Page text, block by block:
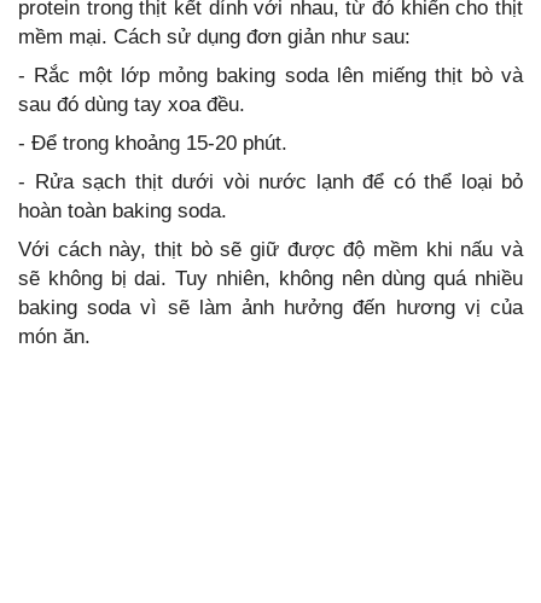
protein trong thịt kết dính với nhau, từ đó khiến cho thịt
mềm mại. Cách sử dụng đơn giản như sau:
- Rắc một lớp mỏng baking soda lên miếng thịt bò và
sau đó dùng tay xoa đều.
- Để trong khoảng 15-20 phút.
- Rửa sạch thịt dưới vòi nước lạnh để có thể loại bỏ
hoàn toàn baking soda.
Với cách này, thịt bò sẽ giữ được độ mềm khi nấu và
sẽ không bị dai. Tuy nhiên, không nên dùng quá nhiều
baking soda vì sẽ làm ảnh hưởng đến hương vị của
món ăn.